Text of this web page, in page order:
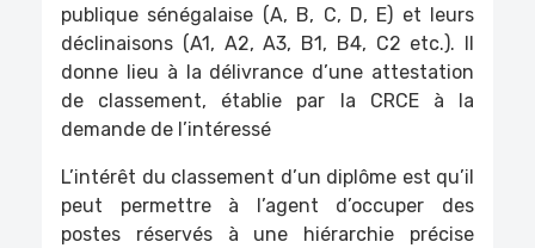
publique sénégalaise (A, B, C, D, E) et leurs
déclinaisons (A1, A2, A3, B1, B4, C2 etc.). Il
donne lieu à la délivrance d’une attestation
de classement, établie par la CRCE à la
demande de l’intéressé
L’intérêt du classement d’un diplôme est qu’il
peut permettre à l’agent d’occuper des
postes réservés à une hiérarchie précise